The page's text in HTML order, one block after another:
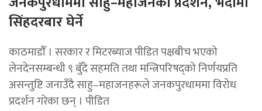
सिंहदरबार घेर्ने
काठमाडाैँ । सरकार र मिटरब्याज पीडित पक्षबीच भएको
लेनदेनसम्बन्धी ९ बुँदे सहमति तथा मन्त्रिपरिषद्को निर्णयप्रति
असन्तुष्टि जनाउँदै साहु–महाजनहरूले जनकपुरधाममा विरोध
प्रदर्शन गरेका छन् । पीडित